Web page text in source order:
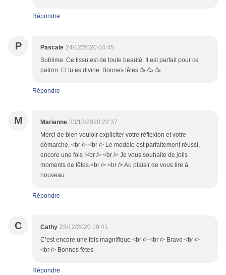
Répondre
P Pascale 24/12/2020 04:45
Sublime. Ce tissu est de toute beauté. Il est parfait pour ce
patron. Et tu es divine. Bonnes fêtes 🥳 🥳 🥳
Répondre
M Marianne 23/12/2020 22:37
Merci de bien vouloir expliciter votre réflexion et votre
démarche. <br /> <br /> Le modèle est parfaitement réussi,
encore une fois !<br /> <br /> Je vous souhaite de jolis
moments de fêtes.<br /> <br /> Au plaisir de vous lire à
nouveau.
Répondre
C Cathy 23/12/2020 19:41
C’est encore une fois magnifique <br /> <br /> Bravo <br />
<br /> Bonnes fêtes
Répondre